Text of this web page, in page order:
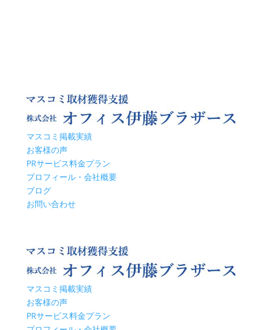
マスコミ掲載実績
お客様の声
PRサービス料金プラン
プロフィール・会社概要
ブログ
お問い合わせ
マスコミ掲載実績
お客様の声
PRサービス料金プラン